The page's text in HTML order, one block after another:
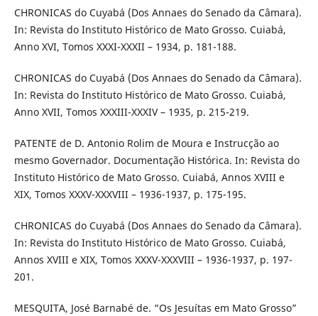
CHRONICAS do Cuyabá (Dos Annaes do Senado da Câmara).
In: Revista do Instituto Histórico de Mato Grosso. Cuiabá,
Anno XVI, Tomos XXXI-XXXII – 1934, p. 181-188.
CHRONICAS do Cuyabá (Dos Annaes do Senado da Câmara).
In: Revista do Instituto Histórico de Mato Grosso. Cuiabá,
Anno XVII, Tomos XXXIII-XXXIV – 1935, p. 215-219.
PATENTE de D. Antonio Rolim de Moura e Instrucção ao
mesmo Governador. Documentação Histórica. In: Revista do
Instituto Histórico de Mato Grosso. Cuiabá, Annos XVIII e
XIX, Tomos XXXV-XXXVIII – 1936-1937, p. 175-195.
CHRONICAS do Cuyabá (Dos Annaes do Senado da Câmara).
In: Revista do Instituto Histórico de Mato Grosso. Cuiabá,
Annos XVIII e XIX, Tomos XXXV-XXXVIII – 1936-1937, p. 197-
201.
MESQUITA, José Barnabé de. “Os Jesuítas em Mato Grosso”